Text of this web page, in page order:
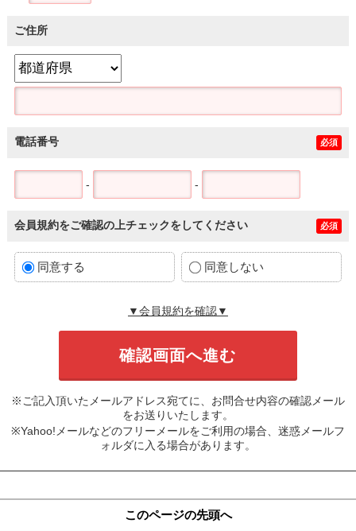
ご住所
電話番号 必須
- -
会員規約をご確認の上チェックをしてください 必須
同意する 同意しない
▼会員規約を確認▼
※ご記入頂いたメールアドレス宛てに、お問合せ内容の確認メール
をお送りいたします。
※Yahoo!メールなどのフリーメールをご利用の場合、迷惑メールフ
ォルダに入る場合があります。
このページの先頭へ